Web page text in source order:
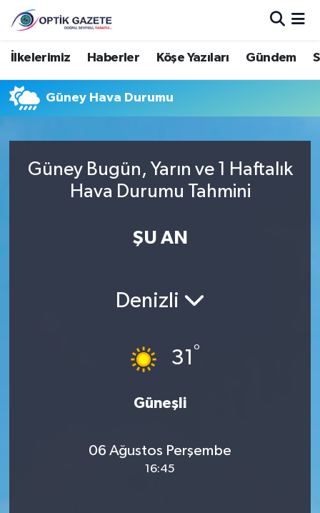
İlkelerimiz Haberler Köşe Yazıları Gündem
Güney Hava Durumu
Güney Bugün, Yarın ve 1 Haftalık
Hava Durumu Tahmini
ŞU AN
Denizli
31 °
Güneşli
06 Ağustos Perşembe
16:45
Nöbetçi Eczaneler
Hava Durumu
Trafik Durumu
Süper Lig Puan Durumu ve Fikstür